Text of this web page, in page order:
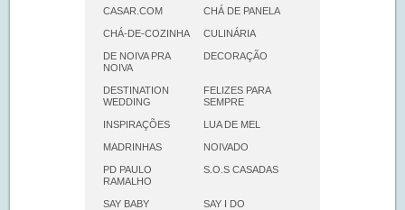
CASAR.COM CHÁ DE PANELA
CHÁ-DE-COZINHA CULINÁRIA
DE NOIVA PRA
NOIVA
DECORAÇÃO
DESTINATION
WEDDING
FELIZES PARA
SEMPRE
INSPIRAÇÕES LUA DE MEL
MADRINHAS NOIVADO
PD PAULO
RAMALHO
S.O.S CASADAS
SAY BABY SAY I DO